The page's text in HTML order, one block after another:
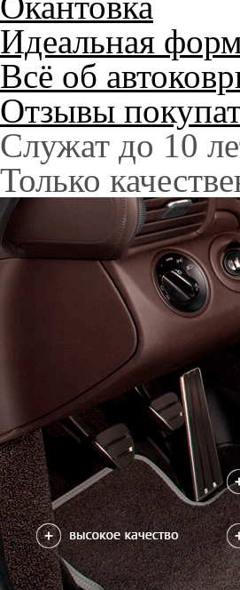
Идеальная
Всё об
Отзывы
Служат до 10
Только